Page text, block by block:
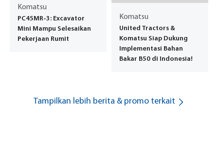
Komatsu
PC45MR-3: Excavator
Mini Mampu Selesaikan
Pekerjaan Rumit
Komatsu
United Tractors &
Komatsu Siap Dukung
Implementasi Bahan
Bakar B50 di Indonesia!
Tampilkan lebih berita & promo terkait